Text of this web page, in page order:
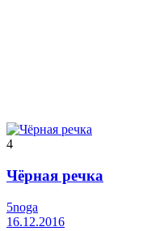
4
Чёрная речка
5noga
16.12.2016